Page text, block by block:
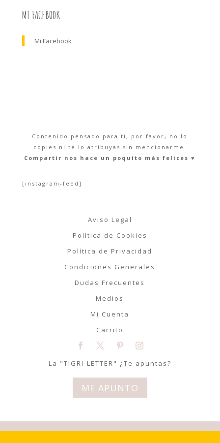
MI FACEBOOK
Mi Facebook
Contenido pensado para tí, por favor, no lo
copies ni te lo atribuyas sin mencionarme.
Compartir nos hace un poquito más felices ♥︎
[instagram-feed]
Aviso Legal
Política de Cookies
Política de Privacidad
Condiciones Generales
Dudas Frecuentes
Medios
Mi Cuenta
Carrito
La "TIGRI-LETTER" ¿Te apuntas?
ME APUNTO